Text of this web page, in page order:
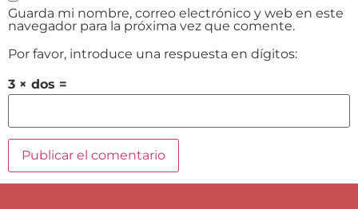
Guarda mi nombre, correo electrónico y web en este
navegador para la próxima vez que comente.
Por favor, introduce una respuesta en dígitos:
3 × dos =